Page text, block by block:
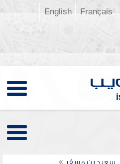
Français
English
سعيد بن مسفر